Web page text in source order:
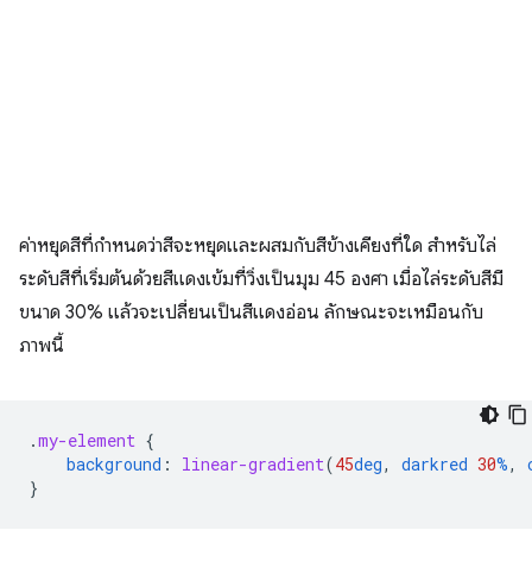
ค่าหยุดสีที่กําหนดว่าสีจะหยุดและผสมกับสีข้างเคียงที่ใด สำหรับไล่
ระดับสีที่เริ่มต้นด้วยสีแดงเข้มที่วิ่งเป็นมุม 45 องศา เมื่อไล่ระดับสีมี
ขนาด 30% แล้วจะเปลี่ยนเป็นสีแดงอ่อน ลักษณะจะเหมือนกับ
ภาพนี้
.my-element {
background : linear-gradient(45deg, darkred 30%,
}